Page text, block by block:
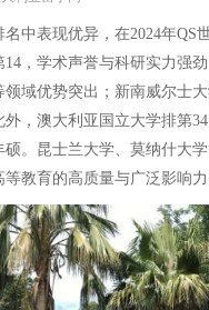
中表现优异，在2024年QS
，学术声誉与科研实力强劲
域优势突出；新南威尔士
，澳大利亚国立大学排第34
硕。昆士兰大学、莫纳什大
教育的高质量与广泛影响力